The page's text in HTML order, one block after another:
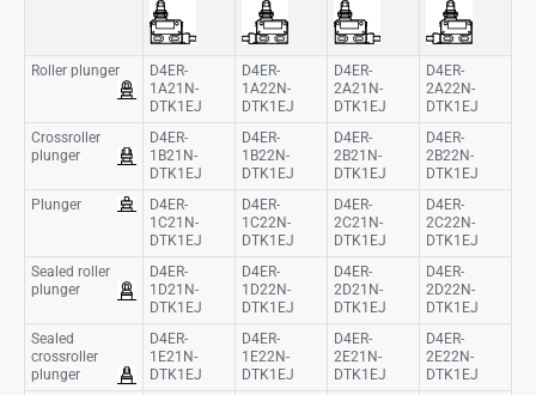
Roller plunger
D4ER-
1A21N-
DTK1EJ
D4ER-
1A22N-
DTK1EJ
D4ER-
2A21N-
DTK1EJ
D4ER-
2A22N-
DTK1EJ
Crossroller
plunger
D4ER-
1B21N-
DTK1EJ
D4ER-
1B22N-
DTK1EJ
D4ER-
2B21N-
DTK1EJ
D4ER-
2B22N-
DTK1EJ
Plunger
D4ER-
1C21N-
DTK1EJ
D4ER-
1C22N-
DTK1EJ
D4ER-
2C21N-
DTK1EJ
D4ER-
2C22N-
DTK1EJ
Sealed roller
plunger
D4ER-
1D21N-
DTK1EJ
D4ER-
1D22N-
DTK1EJ
D4ER-
2D21N-
DTK1EJ
D4ER-
2D22N-
DTK1EJ
Sealed
crossroller
plunger
D4ER-
1E21N-
DTK1EJ
D4ER-
1E22N-
DTK1EJ
D4ER-
2E21N-
DTK1EJ
D4ER-
2E22N-
DTK1EJ